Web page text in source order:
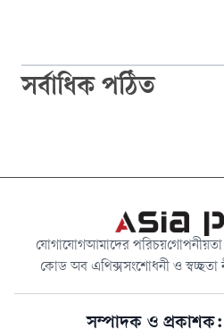
সর্বাধিক পঠিত
যোগাযোগআমাদের পরিচয়গোপনীয়তা
কোড অব এথিক্সসংশোধনী ও স্বচ্ছতা
সম্পাদক ও